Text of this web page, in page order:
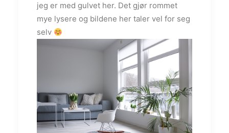
jeg er med gulvet her. Det gjør rommet
mye lysere og bildene her taler vel for seg
selv